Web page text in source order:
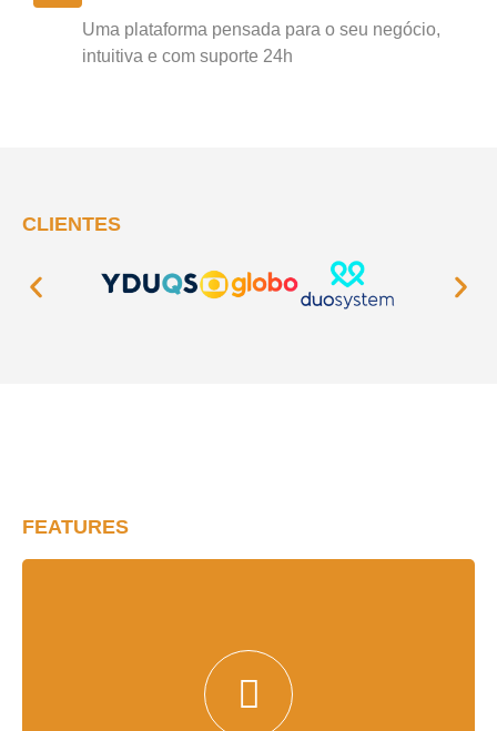
Uma plataforma pensada para o seu negócio,
intuitiva e com suporte 24h
CLIENTES
FEATURES
palavras-chave mais importantes do seu negócio
automaticamente, além de inseri-las manualmente
para uma precisão ainda melhor, e indexar seu